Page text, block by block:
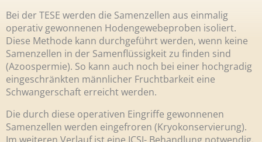
Bei der TESE werden die Samenzellen aus einmalig
operativ gewonnenen Hodengewebeproben isoliert.
Diese Methode kann durchgeführt werden, wenn keine
Samenzellen in der Samenflüssigkeit zu finden sind
(Azoospermie). So kann auch noch bei einer hochgradig
eingeschränkten männlicher Fruchtbarkeit eine
Schwangerschaft erreicht werden.
Die durch diese operativen Eingriffe gewonnenen
Samenzellen werden eingefroren (Kryokonservierung).